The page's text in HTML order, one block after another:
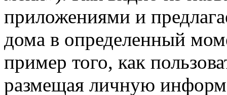
приложениями и
дома в определенный
пример того, как
размещая личную